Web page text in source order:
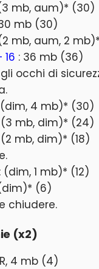
mb, aum)* (30)
mb (30)
mb, aum, 2
16 : 36 mb (36)
occhi di
(dim, 4 mb)* (30)
(3 mb, dim)* (24)
(2 mb, dim)* (18)
: (dim, 1 mb)* (12)
(6)
chiudere.
(x2)
4 mb (4)